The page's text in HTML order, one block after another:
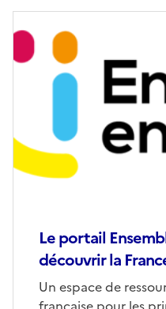
Le portail
découvrir la
Un espace de